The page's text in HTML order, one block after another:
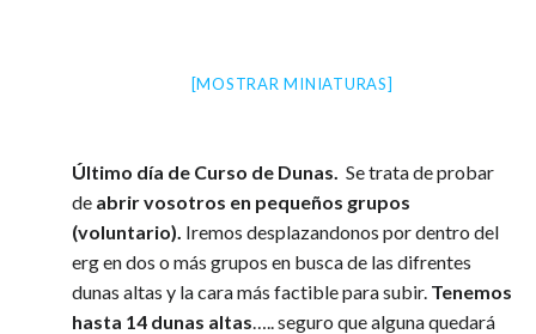
[MOSTRAR MINIATURAS]
Último día de Curso de Dunas. Se trata de probar
de abrir vosotros en pequeños grupos
(voluntario). Iremos desplazandonos por dentro del
erg en dos o más grupos en busca de las difrentes
dunas altas y la cara más factible para subir. Tenemos
hasta 14 dunas altas….. seguro que alguna quedará